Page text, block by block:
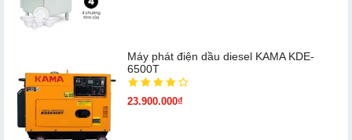
Máy phát điện dầu diesel KAMA KDE-
6500T
23.900.000₫